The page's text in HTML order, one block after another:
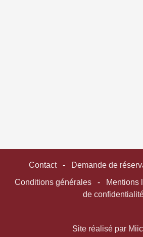
Contact -
Demande de
Conditions générales - Mentions
de
Site réalisé par